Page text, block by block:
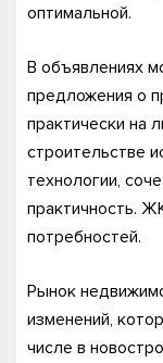
оптимальной.
В объявлениях
предложения о
практически на
строительстве
технологии,
практичность.
потребностей.
Рынок
изменений,
числе в